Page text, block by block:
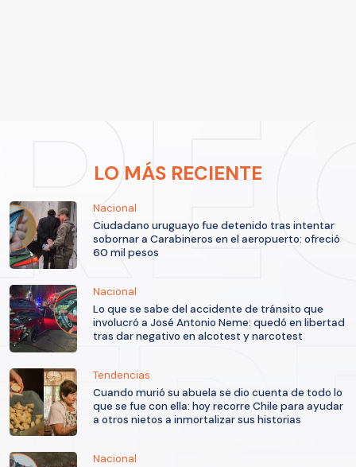
LO MÁS RECIENTE
Nacional
Ciudadano uruguayo fue detenido tras intentar
sobornar a Carabineros en el aeropuerto: ofreció
60 mil pesos
Nacional
Lo que se sabe del accidente de tránsito que
involucró a José Antonio Neme: quedó en libertad
tras dar negativo en alcotest y narcotest
Tendencias
Cuando murió su abuela se dio cuenta de todo lo
que se fue con ella: hoy recorre Chile para ayudar
a otros nietos a inmortalizar sus historias
Nacional